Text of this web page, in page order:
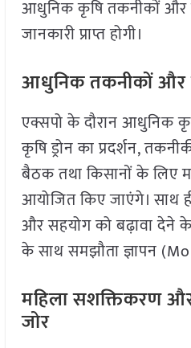
आधुनिक कृषि तकनीकों और
जानकारी प्राप्त होगी।
आधुनिक तकनीकों और
एक्सपो के दौरान आधुनिक
कृषि ड्रोन का प्रदर्शन,
बैठक तथा किसानों के लिए
आयोजित किए जाएंगे। साथ
और सहयोग को बढ़ावा देने
के साथ समझौता ज्ञापन
महिला सशक्तिकरण
जोर